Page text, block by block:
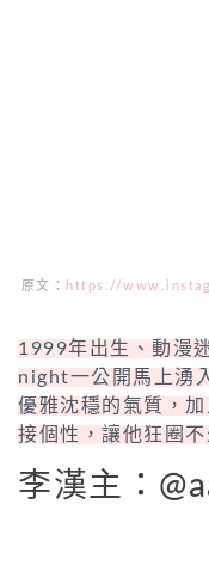
原文：
https://
1999年出生、動漫
night一公開馬上湧
優雅沈穩的氣質，
接個性，讓他狂圈不
李漢主：